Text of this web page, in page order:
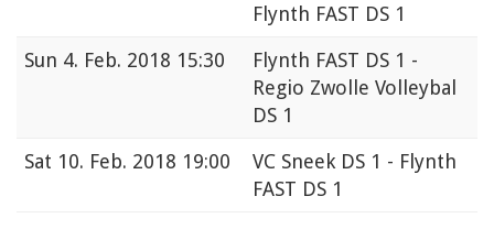
Flynth FAST DS 1
Sun 4. Feb. 2018 15:30
Flynth FAST DS 1 -
Regio Zwolle Volleybal
DS 1
Sat 10. Feb. 2018 19:00
VC Sneek DS 1 - Flynth
FAST DS 1